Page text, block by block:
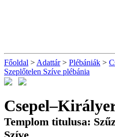
Főoldal > Adattár> Plébániák >
Szeplőtelen Szíve plébánia
Templom titulusa: